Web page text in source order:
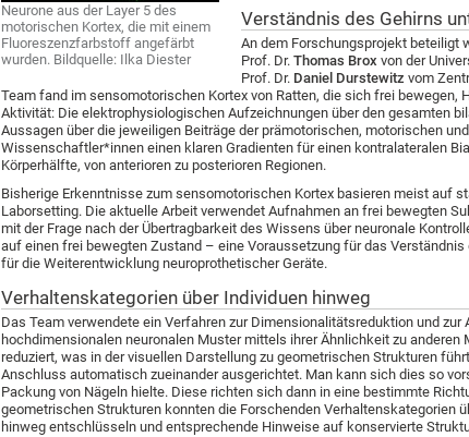
Neurone aus der Layer 5 des
motorischen Kortex, die mit einem
Fluoreszenzfarbstoff angefärbt
wurden. Bildquelle: Ilka Diester
Verständnis des Gehirns
An dem Forschungsprojekt beteiligt
Prof. Dr. Thomas Brox von der
Prof. Dr. Daniel Durstewitz vom
Team fand im sensomotorischen Kortex von Ratten, die sich frei bewegen,
Aktivität: Die elektrophysiologischen Aufzeichnungen über den gesamten
Aussagen über die jeweiligen Beiträge der prämotorischen, motorischen
Wissenschaftler*innen einen klaren Gradienten für einen kontralateralen
Körperhälfte, von anterioren zu posterioren Regionen.
Bisherige Erkenntnisse zum sensomotorischen Kortex basieren meist auf
Laborsetting. Die aktuelle Arbeit verwendet Aufnahmen an frei bewegten
mit der Frage nach der Übertragbarkeit des Wissens über neuronale
auf einen frei bewegten Zustand – eine Voraussetzung für das
für die Weiterentwicklung neuroprothetischer Geräte.
Verhaltenskategorien über Individuen hinweg
Das Team verwendete ein Verfahren zur Dimensionalitätsreduktion und
hochdimensionalen neuronalen Muster mittels ihrer Ähnlichkeit zu
reduziert, was in der visuellen Darstellung zu geometrischen Strukturen
Anschluss automatisch zueinander ausgerichtet. Man kann sich dies so
Packung von Nägeln hielte. Diese richten sich dann in eine bestimmte
geometrischen Strukturen konnten die Forschenden Verhaltenskategorien
hinweg entschlüsseln und entsprechende Hinweise auf konservierte